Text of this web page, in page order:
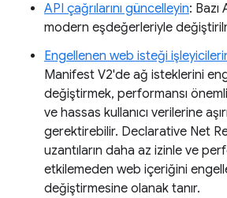
API çağrılarını güncelleyin: Bazı
modern eşdeğerleriyle
Engellenen web isteği
Manifest V2'de ağ isteklerini
değiştirmek, performansı
ve hassas kullanıcı verilerine
gerektirebilir. Declarative Net
uzantıların daha az izinle ve
etkilemeden web içeriğini
değiştirmesine olanak tanır.